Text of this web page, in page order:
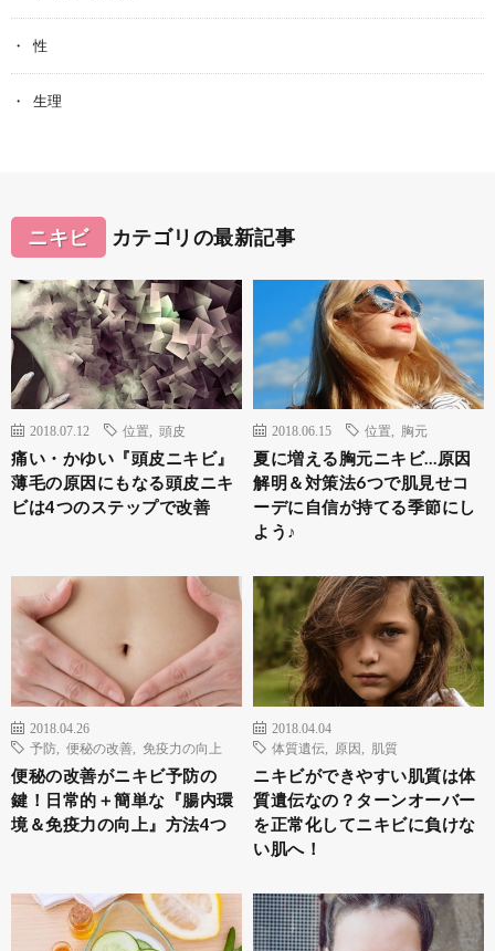
性
生理
ニキビ カテゴリの最新記事
2018.07.12 位置 頭皮
痛い・かゆい『頭皮ニキビ』
薄毛の原因にもなる頭皮ニキ
ビは4つのステップで改善
2018.06.15 位置 胸元
夏に増える胸元ニキビ…原因
解明＆対策法6つで肌見せコ
ーデに自信が持てる季節にし
よう♪
2018.04.26
予防
便秘の改善 免疫力の向上
便秘の改善がニキビ予防の
鍵！日常的＋簡単な『腸内環
境＆免疫力の向上』方法4つ
2018.04.04
体質遺伝
原因 肌質
ニキビができやすい肌質は体
質遺伝なの？ターンオーバー
を正常化してニキビに負けな
い肌へ！